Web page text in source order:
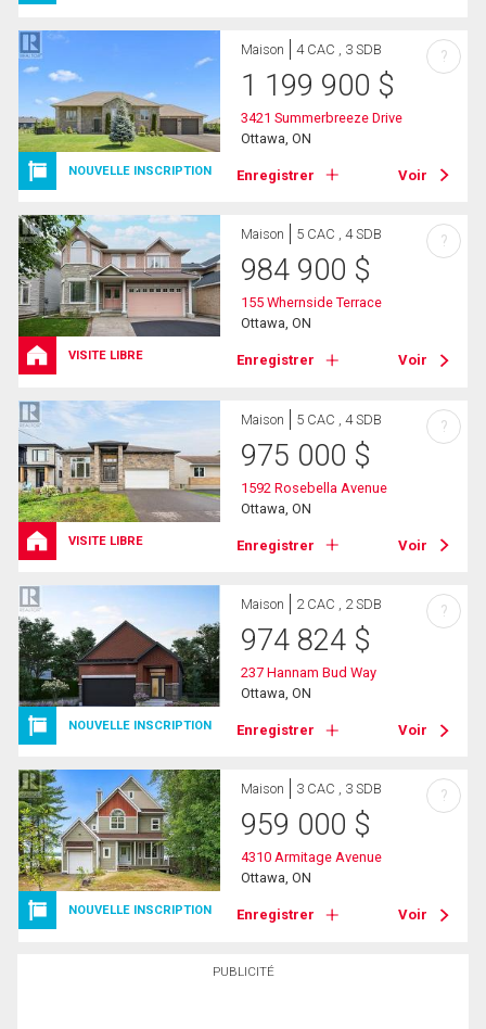
PUBLICITÉ
NOUVELLE INSCRIPTION
Maison 4 CAC , 3 SDB
1 199 900 $
3421 Summerbreeze Drive
Ottawa, ON
Enregistrer Voir
?
VISITE LIBRE
Maison 5 CAC , 4 SDB
984 900 $
155 Whernside Terrace
Ottawa, ON
Enregistrer Voir
?
VISITE LIBRE
Maison 5 CAC , 4 SDB
975 000 $
1592 Rosebella Avenue
Ottawa, ON
Enregistrer Voir
?
NOUVELLE INSCRIPTION
Maison 2 CAC , 2 SDB
974 824 $
237 Hannam Bud Way
Ottawa, ON
Enregistrer Voir
?
NOUVELLE INSCRIPTION
Maison 3 CAC , 3 SDB
959 000 $
4310 Armitage Avenue
Ottawa, ON
Enregistrer Voir
?